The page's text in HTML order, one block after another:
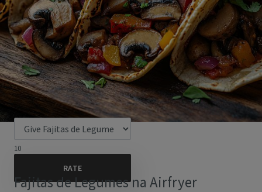
10
Fajitas de Legumes na Airfryer